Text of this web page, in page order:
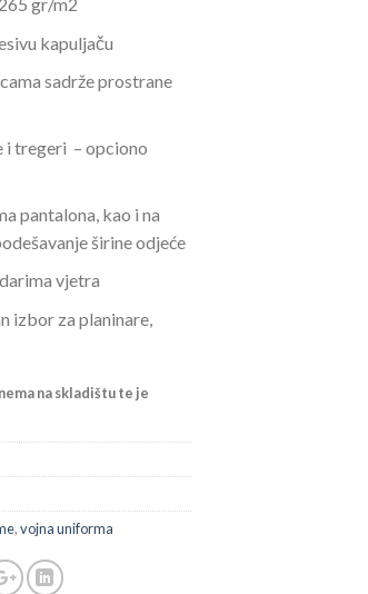
kapuljaču
sadrže prostrane
i tregeri – opciono
pantalona, kao i na
širine odjeće
vjetra
izbor za planinare,
na skladištu te je
,vojna uniforma